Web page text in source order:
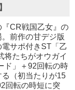
CR戦国乙女』の
前作の甘デジ版
サポ付きST「乙
将たちがオウガイ
ド」＋92回転の時
（初当たりが15
回転の時短に突